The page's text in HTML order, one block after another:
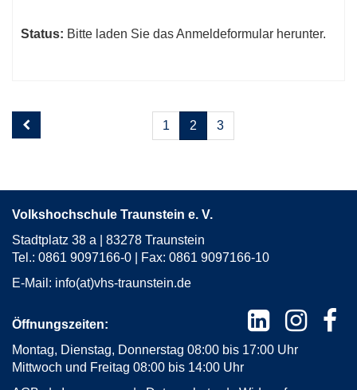
Status: Bitte laden Sie das Anmeldeformular herunter.
Seite
2
Seiten
blättern
1 2 3
Volkshochschule Traunstein e. V.
Stadtplatz 38 a | 83278 Traunstein
Tel.: 0861 9097166-0 | Fax: 0861 9097166-10
E-Mail: info(at)vhs-traunstein.de
Öffnungszeiten:
Montag, Dienstag, Donnerstag 08:00 bis 17:00 Uhr
Mittwoch und Freitag 08:00 bis 14:00 Uhr